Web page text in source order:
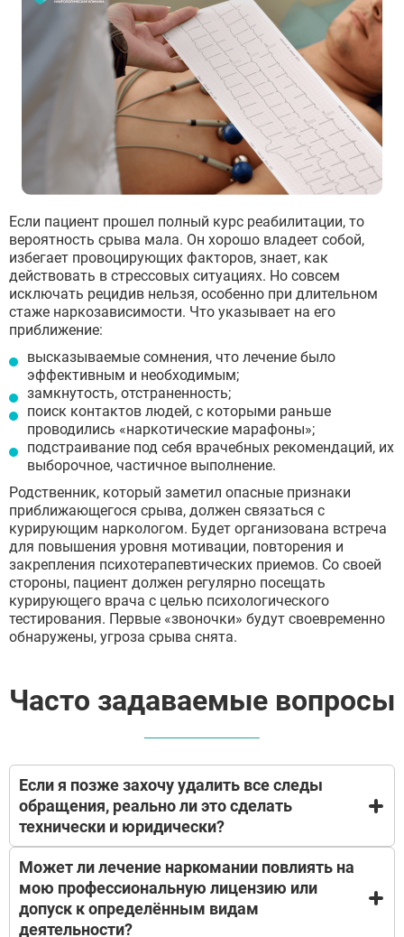
Если пациент прошел полный курс реабилитации, то
вероятность срыва мала. Он хорошо владеет собой,
избегает провоцирующих факторов, знает, как
действовать в стрессовых ситуациях. Но совсем
исключать рецидив нельзя, особенно при длительном
стаже наркозависимости. Что указывает на его
приближение:
высказываемые сомнения, что лечение было
эффективным и необходимым;
замкнутость, отстраненность;
поиск контактов людей, с которыми раньше
проводились «наркотические марафоны»;
подстраивание под себя врачебных рекомендаций, их
выборочное, частичное выполнение.
Родственник, который заметил опасные признаки
приближающегося срыва, должен связаться с
курирующим наркологом. Будет организована встреча
для повышения уровня мотивации, повторения и
закрепления психотерапевтических приемов. Со своей
стороны, пациент должен регулярно посещать
курирующего врача с целью психологического
тестирования. Первые «звоночки» будут своевременно
обнаружены, угроза срыва снята.
Часто задаваемые вопросы
Если я позже захочу удалить все следы
обращения, реально ли это сделать
технически и юридически?
По закону (152-ФЗ), вы имеете право на отзыв
согласия на обработку персональных данных.
После завершения лечения вы можете подать
письменный запрос на обезличивание или
Может ли лечение наркомании повлиять на
мою профессиональную лицензию или
допуск к определённым видам
деятельности?